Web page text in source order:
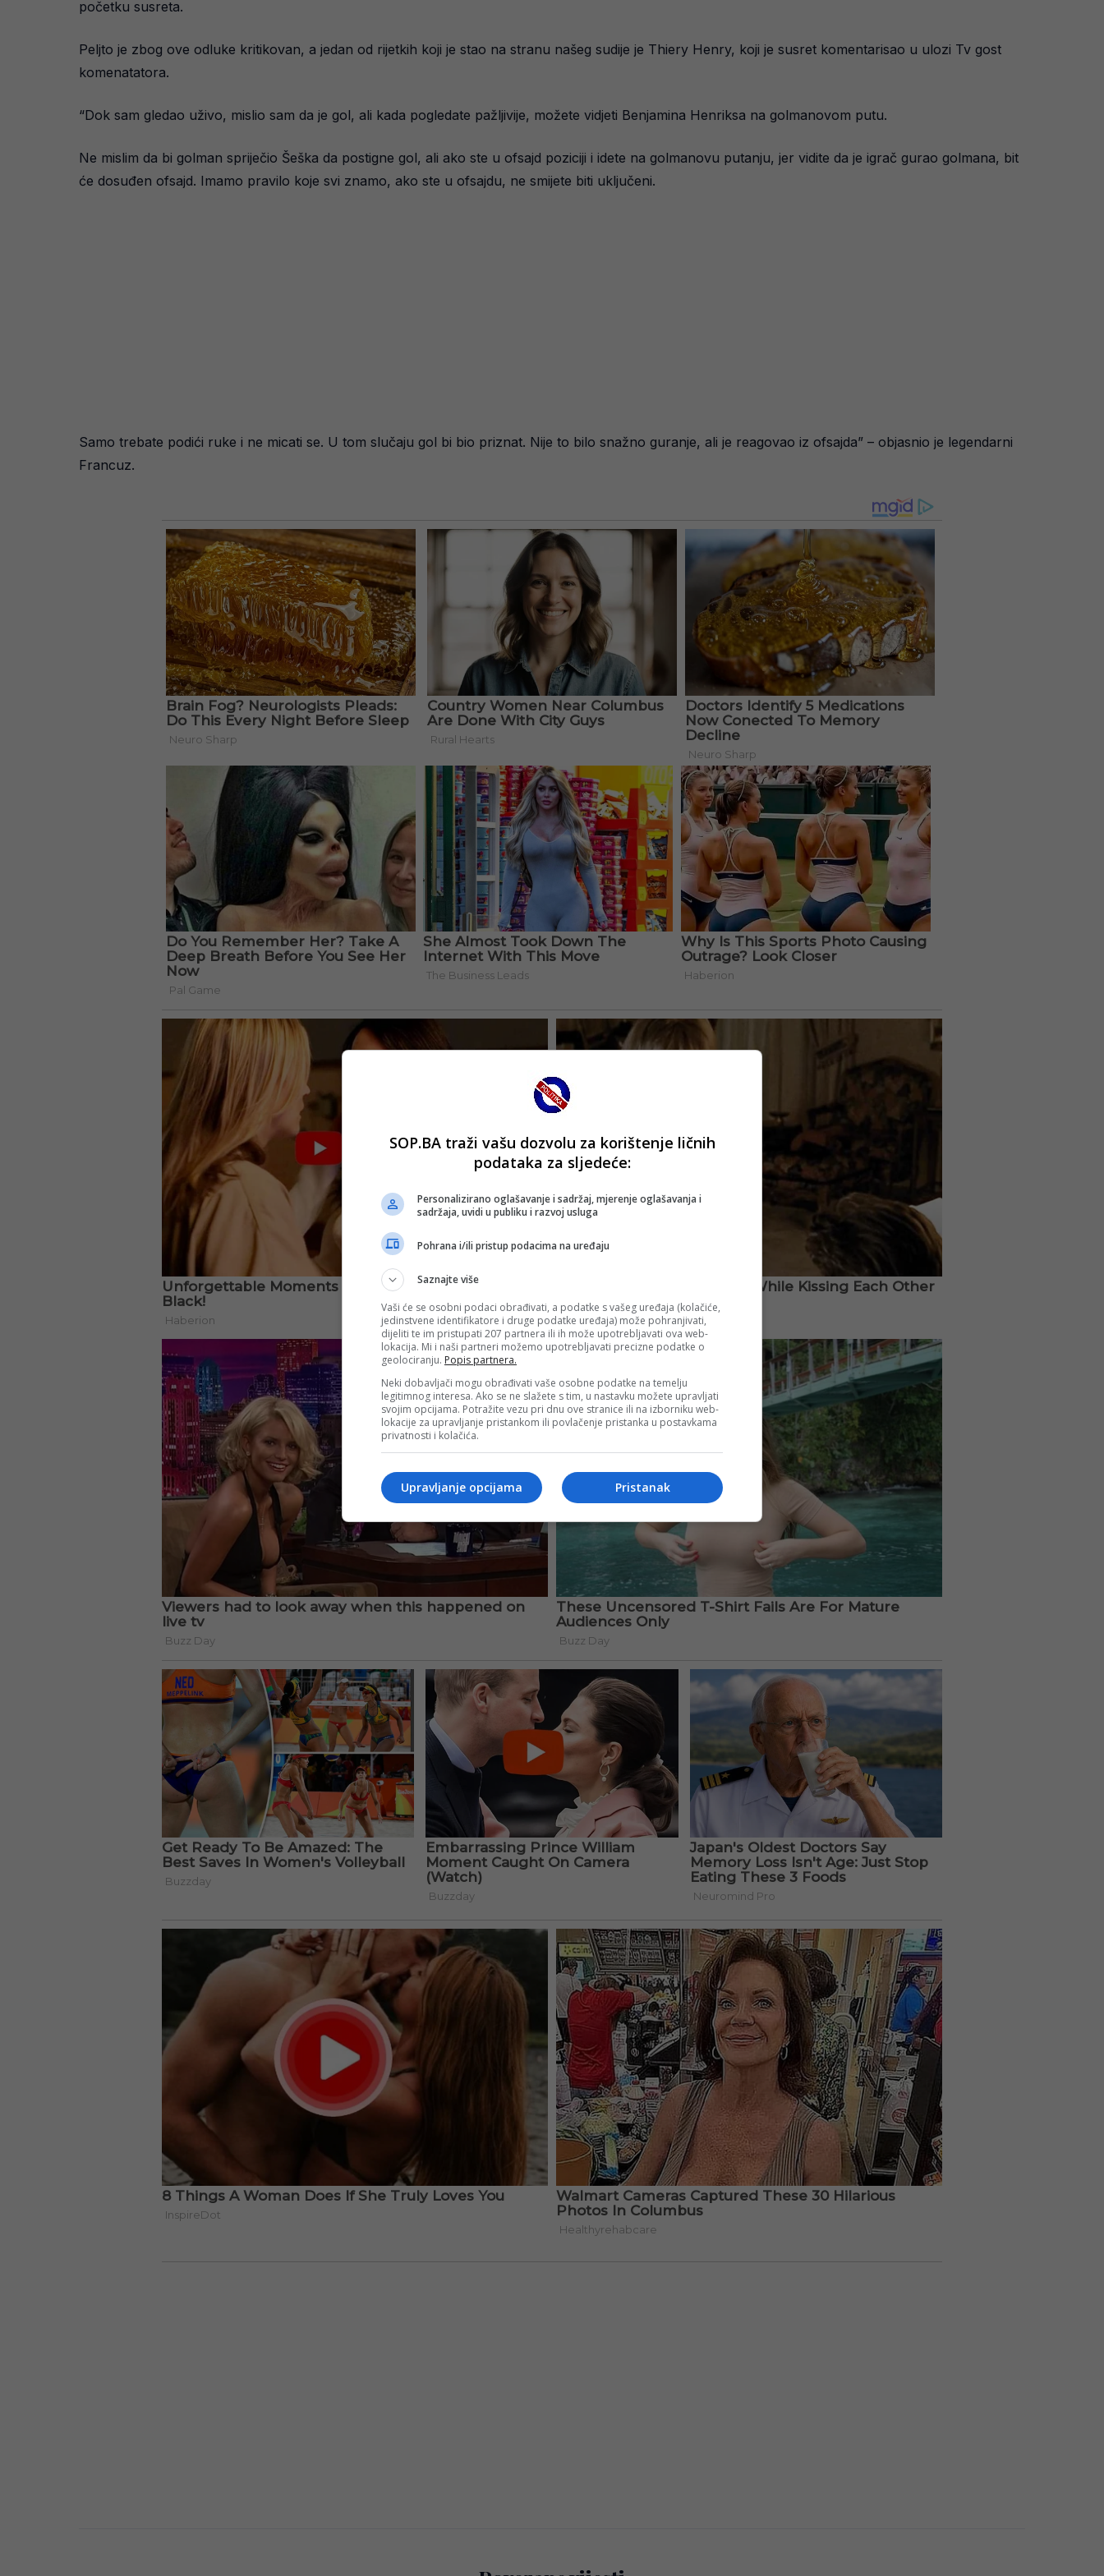
početku susreta.
Peljto je zbog ove odluke kritikovan, a jedan od rijetkih koji je stao na stranu našeg sudije je Thiery Henry, koji je susret komentarisao u ulozi Tv gost
komenatatora.
“Dok sam gledao uživo, mislio sam da je gol, ali kada pogledate pažljivije, možete vidjeti Benjamina Henriksa na golmanovom putu.
Ne mislim da bi golman spriječio Šeška da postigne gol, ali ako ste u ofsajd poziciji i idete na golmanovu putanju, jer vidite da je igrač gurao golmana, bit
će dosuđen ofsajd. Imamo pravilo koje svi znamo, ako ste u ofsajdu, ne smijete biti uključeni.
Samo trebate podići ruke i ne micati se. U tom slučaju gol bi bio priznat. Nije to bilo snažno guranje, ali je reagovao iz ofsajda” – objasnio je legendarni
Francuz.
SOP.BA traži vašu dozvolu za korištenje ličnih
podataka za sljedeće:
Personalizirano oglašavanje i sadržaj, mjerenje oglašavanja i
sadržaja, uvidi u publiku i razvoj usluga
Pohrana i/ili pristup podacima na uređaju
Saznajte više
Vaši će se osobni podaci obrađivati, a podatke s vašeg uređaja (kolačiće,
jedinstvene identifikatore i druge podatke uređaja) može pohranjivati,
dijeliti te im pristupati 207 partnera ili ih može upotrebljavati ova web-
lokacija. Mi i naši partneri možemo upotrebljavati precizne podatke o
geolociranju. Popis partnera.
Neki dobavljači mogu obrađivati vaše osobne podatke na temelju
legitimnog interesa. Ako se ne slažete s tim, u nastavku možete upravljati
svojim opcijama. Potražite vezu pri dnu ove stranice ili na izborniku web-
lokacije za upravljanje pristankom ili povlačenje pristanka u postavkama
privatnosti i kolačića.
Pristanak
Upravljanje opcijama